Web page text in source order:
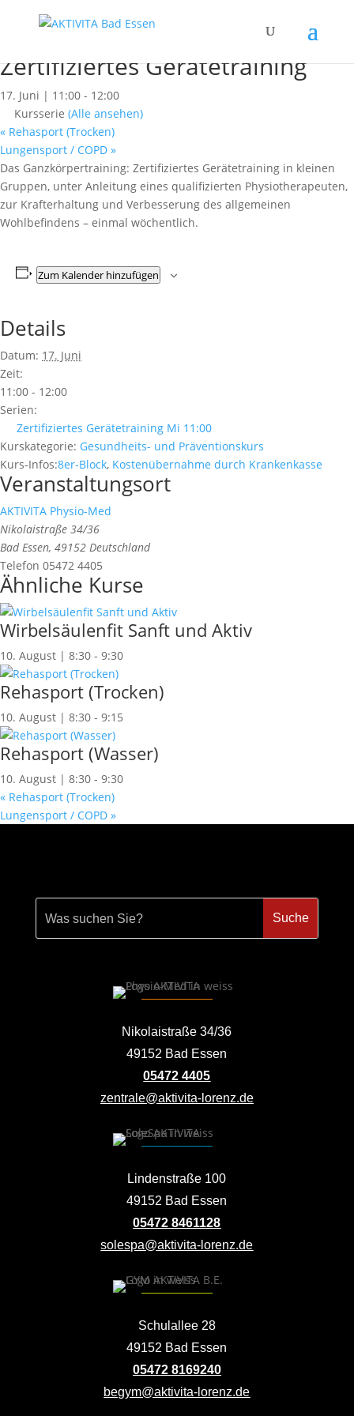
« Alle Kurse
Zertifiziertes Gerätetraining
17. Juni | 11:00 - 12:00
Kursserie (Alle ansehen)
« Rehasport (Trocken)
Lungensport / COPD »
Das Ganzkörpertraining: Zertifiziertes Gerätetraining in kleinen
Gruppen, unter Anleitung eines qualifizierten Physiotherapeuten,
zur Krafterhaltung und Verbesserung des allgemeinen
Wohlbefindens – einmal wöchentlich.
Zum Kalender hinzufügen
Details
Datum: 17. Juni
Zeit:
11:00 - 12:00
Serien:
Zertifiziertes Gerätetraining Mi 11:00
Kurskategorie: Gesundheits- und Präventionskurs
Kurs-Infos:8er-Block, Kostenübernahme durch Krankenkasse
Veranstaltungsort
AKTIVITA Physio-Med
Nikolaistraße 34/36
Bad Essen, 49152 Deutschland
Telefon 05472 4405
Ähnliche Kurse
Wirbelsäulenfit Sanft und Aktiv
10. August | 8:30 - 9:30
Rehasport (Trocken)
10. August | 8:30 - 9:15
Rehasport (Wasser)
10. August | 8:30 - 9:30
« Rehasport (Trocken)
Lungensport / COPD »
Nikolaistraße 34/36
49152 Bad Essen
05472 4405
zentrale@aktivita-lorenz.de
Lindenstraße 100
49152 Bad Essen
05472 8461128
solespa@aktivita-lorenz.de
Schulallee 28
49152 Bad Essen
05472 8169240
begym@aktivita-lorenz.de